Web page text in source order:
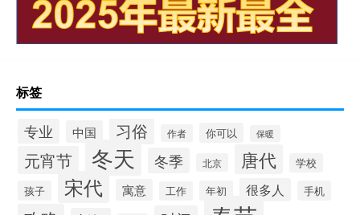
标签
专业 中国 习俗 作者 你可以 保暖
元宵节 冬天 冬季 北京 唐代 学校
孩子 宋代 寓意 工作 年初 很多人 手机